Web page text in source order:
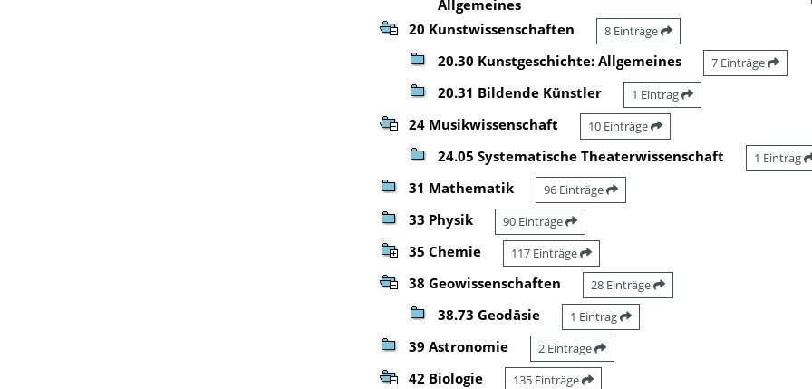
Allgemeines
20 Kunstwissenschaften 8 Einträge
20.30 Kunstgeschichte: Allgemeines 7 Einträge
20.31 Bildende Künstler 1 Eintrag
24 Musikwissenschaft 10 Einträge
24.05 Systematische Theaterwissenschaft 1 Eintrag
31 Mathematik 96 Einträge
33 Physik 90 Einträge
35 Chemie 117 Einträge
38 Geowissenschaften 28 Einträge
38.73 Geodäsie 1 Eintrag
39 Astronomie 2 Einträge
42 Biologie 135 Einträge